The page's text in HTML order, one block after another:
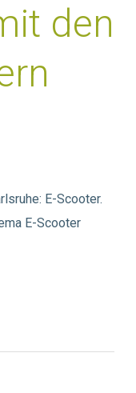
den
E-Scooter.
E-Scooter